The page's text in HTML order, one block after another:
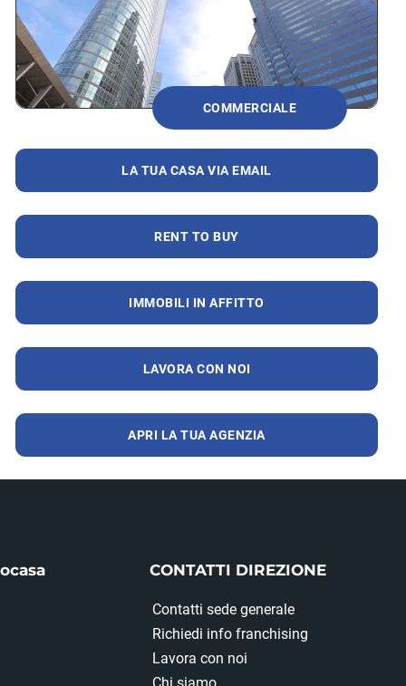
COMMERCIALE
LA TUA CASA VIA EMAIL
RENT TO BUY
IMMOBILI IN AFFITTO
LAVORA CON NOI
APRI LA TUA AGENZIA
CONTATTI DIREZIONE
Contatti sede generale
Richiedi info franchising
Lavora con noi